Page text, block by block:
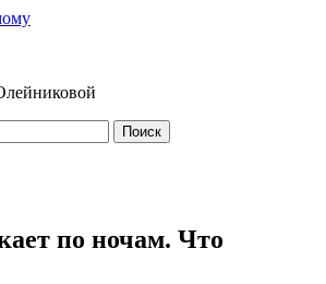
по ночам. Что